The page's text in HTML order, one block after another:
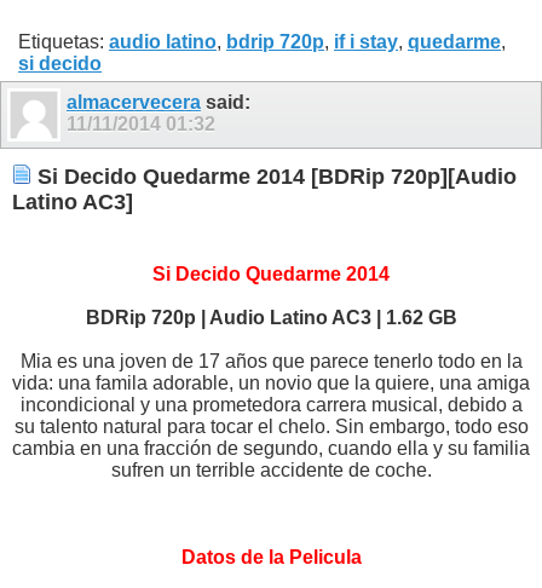
Etiquetas: audio latino, bdrip 720p, if i stay, quedarme,
si decido
almacervecera said:
11/11/2014 01:32
Si Decido Quedarme 2014 [BDRip 720p][Audio
Latino AC3]
Si Decido Quedarme 2014
BDRip 720p | Audio Latino AC3 | 1.62 GB
Mia es una joven de 17 años que parece tenerlo todo en la
vida: una famila adorable, un novio que la quiere, una amiga
incondicional y una prometedora carrera musical, debido a
su talento natural para tocar el chelo. Sin embargo, todo eso
cambia en una fracción de segundo, cuando ella y su familia
sufren un terrible accidente de coche.
Datos de la Pelicula